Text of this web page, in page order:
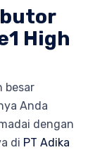
High
besar
Anda
dengan
di PT Adika